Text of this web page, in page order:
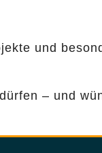
und
– und